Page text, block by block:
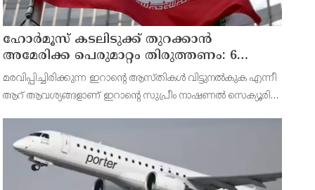
ഹോര്‍മൂസ് കടലിടുക്ക് തുറക്കാന്‍
അമേരിക്ക പെരുമാറ്റം തിരുത്തണം: 6
ആവശ്യങ്ങളുമായി ഇറാന്‍ ദേശീയ സുരക്ഷാ
കൗണ്‍സില്‍
മരവിപ്പിച്ചിരിക്കുന്ന ഇറാന്റെ ആസ്തികള്‍ വിട്ടുനല്‍കുക എന്നീ
ആറ് ആവശ്യങ്ങളാണ് ഇറാന്റെ സുപ്രീം നാഷണല്‍ സെക്യൂരിറ്റി